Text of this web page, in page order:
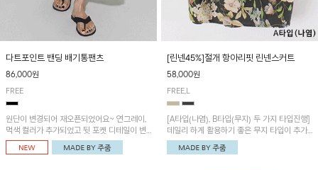
다트포인트 밴딩 배기통팬츠
86,000원
FREE
원단이 변경되어 재오픈되었어요~ 연그레이,
먹색 컬러가 추가되었고 뒷 포켓 디테일이 변
경되었습니다~가볍고 시원하게 착용되는 배
기통팬츠! 허리밴딩과 여유로운 통으로 편안해
[린넨45%]절개 항아리핏 린넨스커트
58,000원
FREE,L
[A타입(나염), B타입(무지) 두 가지 타입진행]
데일리 하게 활용하기 좋은 무지 타입이 추가
되었어요~ 볼륨감 있는 항아리핏 실루엣이 유
니크하며 포켓디테일이 POINT!